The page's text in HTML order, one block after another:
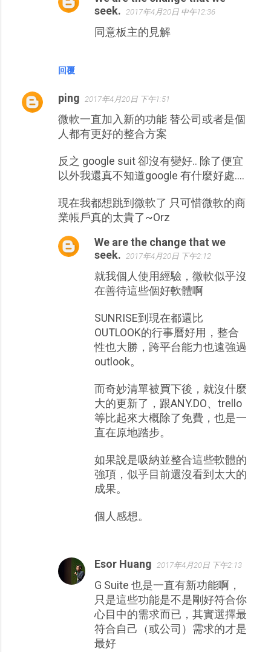
回覆
seek. 2017年4月20日 中午12:36
同意板主的見解
ping 2017年4月20日 下午1:51
微軟一直加入新的功能 替公司或者是個
人都有更好的整合方案
反之 google suit 卻沒有變好.. 除了便宜
以外我還真不知道google 有什麼好處....
現在我都想跳到微軟了 只可惜微軟的商
業帳戶真的太貴了~Orz
We are the change that we
seek. 2017年4月20日 下午2:12
就我個人使用經驗，微軟似乎沒
在善待這些個好軟體啊
SUNRISE到現在都還比
OUTLOOK的行事曆好用，整合
性也大勝，跨平台能力也遠強過
outlook。
而奇妙清單被買下後，就沒什麼
大的更新了，跟ANY.DO、trello
等比起來大概除了免費，也是一
直在原地踏步。
如果說是吸納並整合這些軟體的
強項，似乎目前還沒看到太大的
成果。
個人感想。
Esor Huang 2017年4月20日 下午2:13
G Suite 也是一直有新功能啊，
只是這些功能是不是剛好符合你
心目中的需求而已，其實選擇最
符合自己（或公司）需求的才是
最好